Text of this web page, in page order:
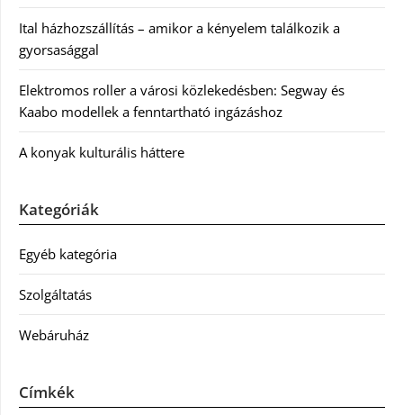
Ital házhozszállítás – amikor a kényelem találkozik a
gyorsasággal
Elektromos roller a városi közlekedésben: Segway és
Kaabo modellek a fenntartható ingázáshoz
A konyak kulturális háttere
Kategóriák
Egyéb kategória
Szolgáltatás
Webáruház
Címkék